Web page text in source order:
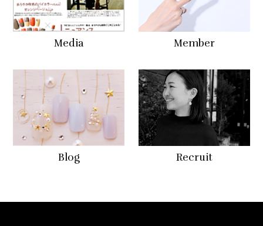
Media Member
Blog Recruit